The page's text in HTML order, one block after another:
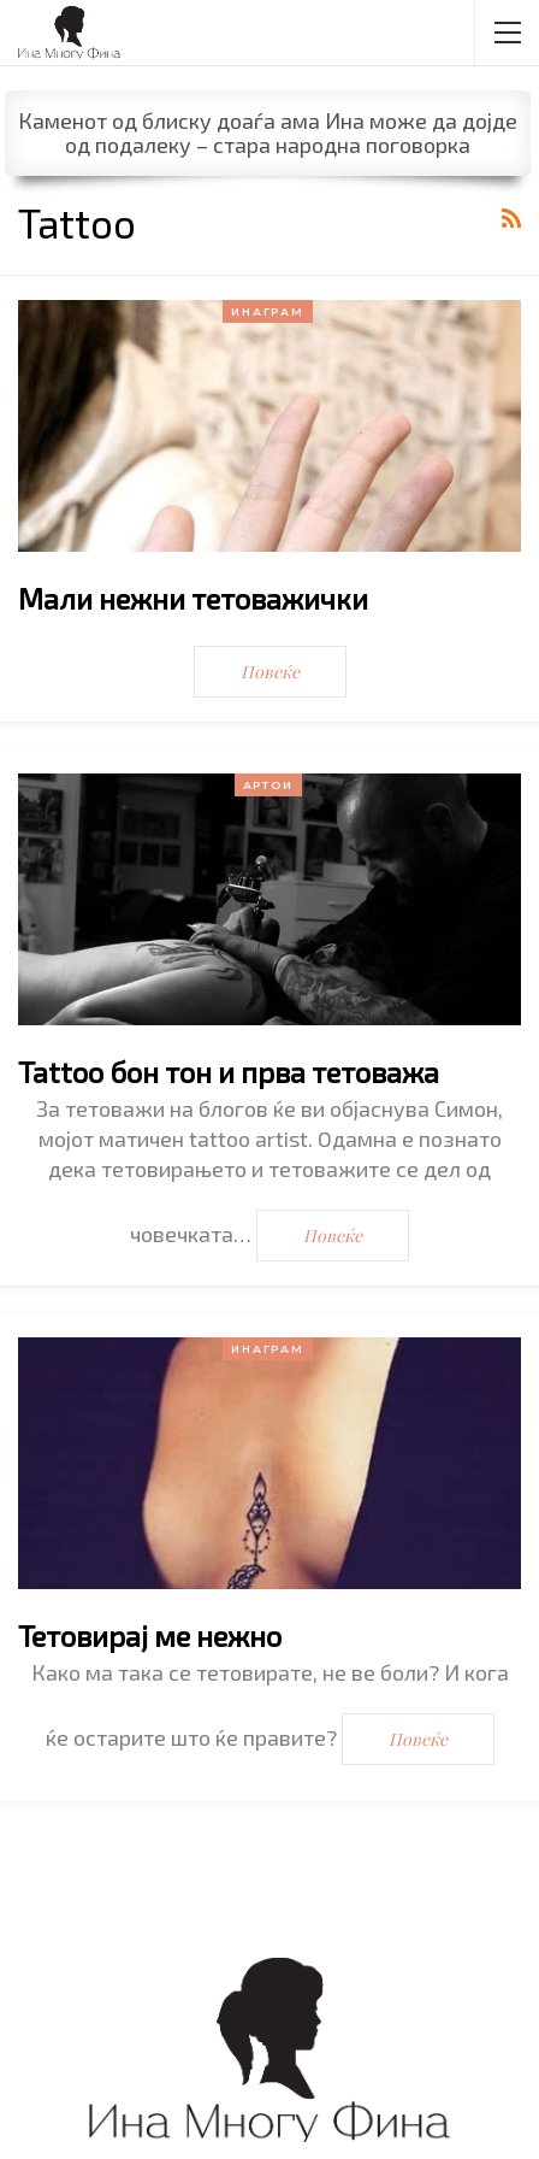
Каменот од блиску доаѓа ама Ина може да дојде
од подалеку – стара народна поговорка
Tattoo
ИНАГРАМ
Мали нежни тетоважички
Повеќе
АРТОИ
Tattoo бон тон и прва тетоважа
За тетоважи на блогов ќе ви објаснува Симон,
мојот матичен tattoo artist. Oдамна е познато
дека тетовирањето и тетоважите се дел од
човечката… Повеќе
ИНАГРАМ
Тетовирај ме нежно
Како ма така се тетовирате, не ве боли? И кога
ќе остарите што ќе правите? Повеќе